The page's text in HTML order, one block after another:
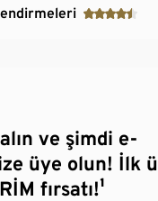
ve şimdi e-
üye olun! İlk
fırsatı!¹